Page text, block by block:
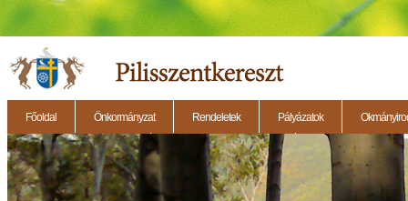
Főoldal Önkormányzat Rendeletek Pályázatok
2014.11.27. - Testületi ülés 2014.12.28. - Testületi ülés 2014.11.13. - Testületi